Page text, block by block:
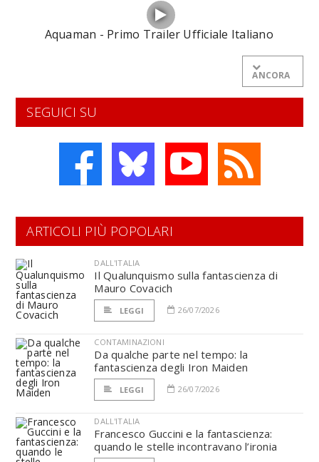
Aquaman - Primo Trailer Ufficiale Italiano
ANCORA
SEGUICI SU
ARTICOLI PIÙ POPOLARI
DALL'ITALIA
Il Qualunquismo sulla fantascienza di
Mauro Covacich
LEGGI 26/07/2026
CONTAMINAZIONI
Da qualche parte nel tempo: la
fantascienza degli Iron Maiden
LEGGI 26/07/2026
DALL'ITALIA
Francesco Guccini e la fantascienza:
quando le stelle incontravano l’ironia